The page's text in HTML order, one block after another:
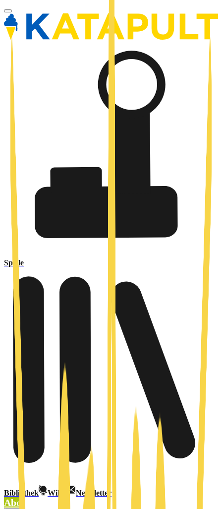
Spiele
Bibliothek Wiki Newsletter
Abo